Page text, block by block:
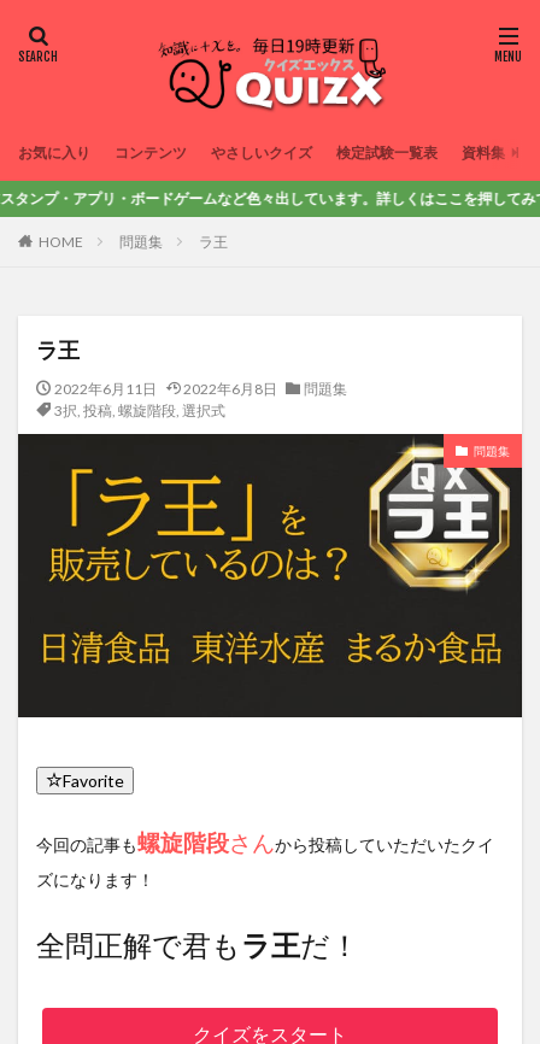
お気に入り コンテンツ やさしいクイズ 検定試験一覧表 資料集
ボードゲームなど色々出しています。詳しくはここを押してみてね！
HOME 問題集 ラ王
ラ王
2022年6月11日 2022年6月8日
問題集
3択, 投稿, 螺旋階段, 選択式
問題集
Favorite
今回の記事も螺旋階段さんから投稿していただいたクイ
ズになります！
全問正解で君も ラ王だ！
クイズをスタート